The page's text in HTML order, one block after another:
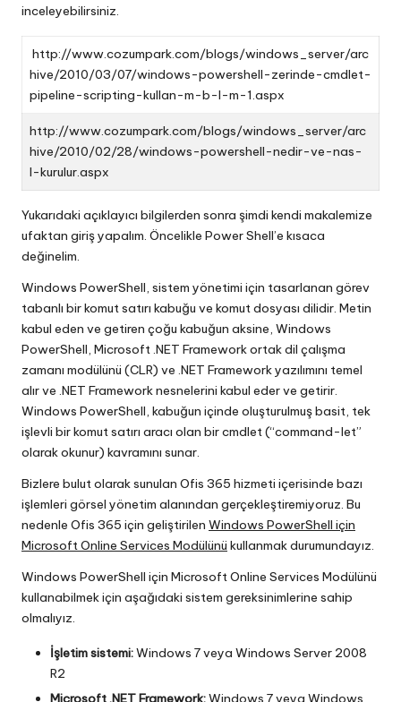
inceleyebilirsiniz.
http://www.cozumpark.com/blogs/windows_server/arc
hive/2010/03/07/windows-powershell-zerinde-cmdlet-
pipeline-scripting-kullan-m-b-l-m-1.aspx
http://www.cozumpark.com/blogs/windows_server/arc
hive/2010/02/28/windows-powershell-nedir-ve-nas-
l-kurulur.aspx
Yukarıdaki açıklayıcı bilgilerden sonra şimdi kendi makalemize
ufaktan giriş yapalım. Öncelikle Power Shell’e kısaca
değinelim.
Windows PowerShell, sistem yönetimi için tasarlanan görev
tabanlı bir komut satırı kabuğu ve komut dosyası dilidir. Metin
kabul eden ve getiren çoğu kabuğun aksine, Windows
PowerShell, Microsoft .NET Framework ortak dil çalışma
zamanı modülünü (CLR) ve .NET Framework yazılımını temel
alır ve .NET Framework nesnelerini kabul eder ve getirir.
Windows PowerShell, kabuğun içinde oluşturulmuş basit, tek
işlevli bir komut satırı aracı olan bir cmdlet (“command-let”
olarak okunur) kavramını sunar.
Bizlere bulut olarak sunulan Ofis 365 hizmeti içerisinde bazı
işlemleri görsel yönetim alanından gerçekleştiremiyoruz. Bu
nedenle Ofis 365 için geliştirilen Windows PowerShell için
Microsoft Online Services Modülünü kullanmak durumundayız.
Windows PowerShell için Microsoft Online Services Modülünü
kullanabilmek için aşağıdaki sistem gereksinimlerine sahip
olmalıyız.
İşletim sistemi:Windows 7 veya Windows Server 2008
R2